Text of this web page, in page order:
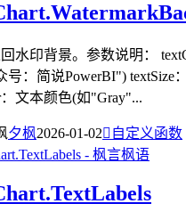
水印背景。参数说明：
号：简说PowerBI") textSize
：文本颜色(如"Gray"...
夕枫2026-01-02 自定义函数